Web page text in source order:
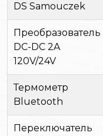
DS Samouczek
Преобразователь
DC-DC 2A
120V/24V
Термометр
Bluetooth
Переключатель